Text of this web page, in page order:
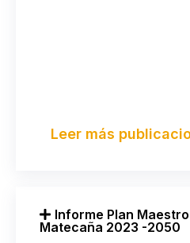
Leer más
Informe Plan
Matecaña 2023 -2050